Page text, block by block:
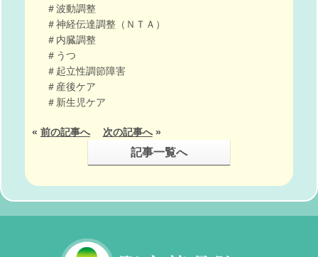
＃波動調整
＃神経伝達調整（ＮＴＡ）
＃内臓調整
＃うつ
＃起立性調節障害
＃産後ケア
＃新生児ケア
« 前の記事へ 次の記事へ»
記事一覧へ